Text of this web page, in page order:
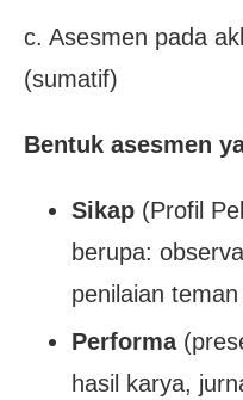
c. Asesmen pada
(sumatif)
Bentuk asesmen
Sikap (Profil
berupa:
penilaian
Performa
hasil karya,